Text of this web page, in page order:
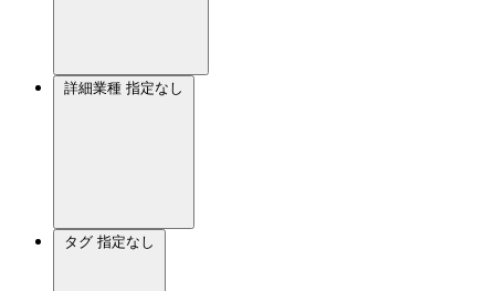
詳細業種 指定なし
タグ 指定なし